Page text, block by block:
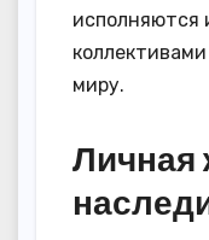
исполняются
миру.
Личная